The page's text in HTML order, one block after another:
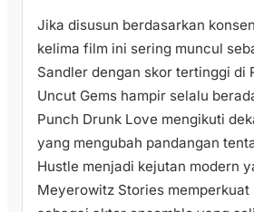
Jika disusun berdasarkan
kelima film ini sering muncul
Sandler dengan skor tertinggi di
Uncut Gems hampir selalu
Punch Drunk Love mengikuti
yang mengubah pandangan
Hustle menjadi kejutan modern
Meyerowitz Stories